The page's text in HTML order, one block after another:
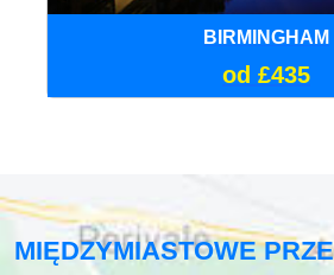
BIRMINGHAM
od £435
MIĘDZYMIASTOWE